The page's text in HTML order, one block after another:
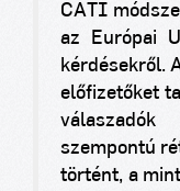
CATI
az Európai
kérdésekről.
előfizetőket
szempontú
történt, a